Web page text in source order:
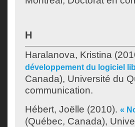
H
Haralanova, Kristina
développement du logiciel
Canada), Université du
communication.
Hébert, Joëlle (2010). «
(Québec, Canada),